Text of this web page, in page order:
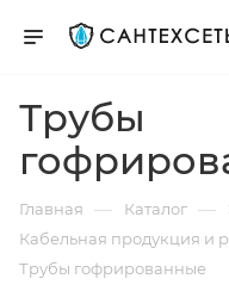
Трубы
Главная — Каталог —
Кабельная продукция и
Трубы гофрированные